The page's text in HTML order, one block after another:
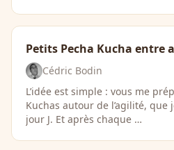
Petits Pecha Kucha entre
Cédric Bodin
L’idée est simple : vous me
Kuchas autour de l’agilité,
jour J. Et après chaque …